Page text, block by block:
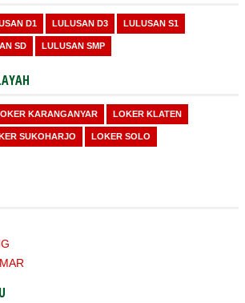
D1 LULUSAN D3 LULUSAN S1
SD LULUSAN SMP
KARANGANYAR LOKER KLATEN
SUKOHARJO LOKER SOLO